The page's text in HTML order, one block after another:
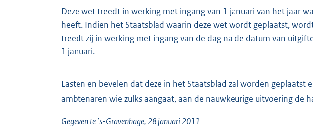
Deze wet treedt in werking met ingang van 1 januari van het jaar
heeft. Indien het Staatsblad waarin deze wet wordt geplaatst,
treedt zij in werking met ingang van de dag na de datum van
1 januari.
Lasten en bevelen dat deze in het Staatsblad zal worden geplaatst
ambtenaren wie zulks aangaat, aan de nauwkeurige uitvoering de
Gegeven te ’s-Gravenhage, 28 januari 2011